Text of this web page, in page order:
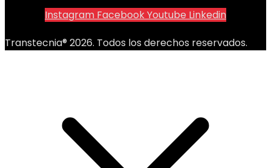
Instagram FacebookYoutube Linkedin
Transtecnia® 2026. Todos los derechos reservados.